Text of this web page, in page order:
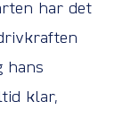
har det
hans
klar,